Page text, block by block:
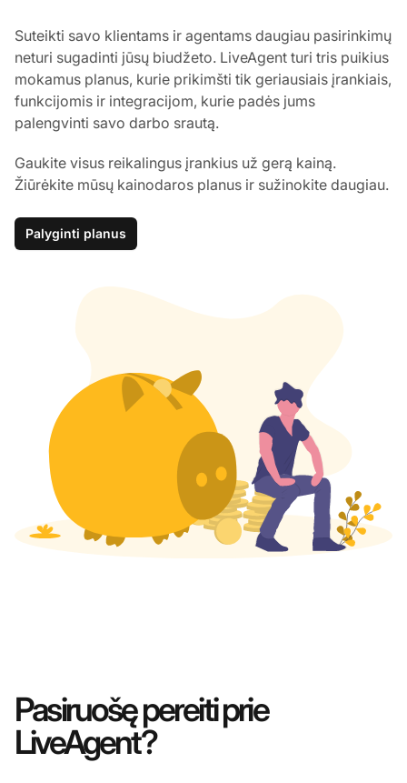
Suteikti savo klientams ir agentams daugiau pasirinkimų
neturi sugadinti jūsų biudžeto. LiveAgent turi tris puikius
mokamus planus, kurie prikimšti tik geriausiais įrankiais,
funkcijomis ir integracijom, kurie padės jums
palengvinti savo darbo srautą.
Gaukite visus reikalingus įrankius už gerą kainą.
Žiūrėkite mūsų kainodaros planus ir sužinokite daugiau.
Palyginti planus
Pasiruošę pereiti prie
LiveAgent?